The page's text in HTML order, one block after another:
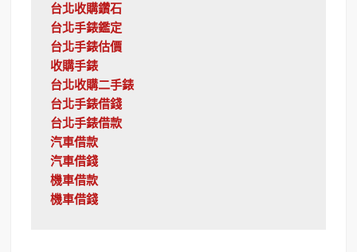
台北收購鑽石
台北手錶鑑定
台北手錶估價
收購手錶
台北收購二手錶
台北手錶借錢
台北手錶借款
汽車借款
汽車借錢
機車借款
機車借錢